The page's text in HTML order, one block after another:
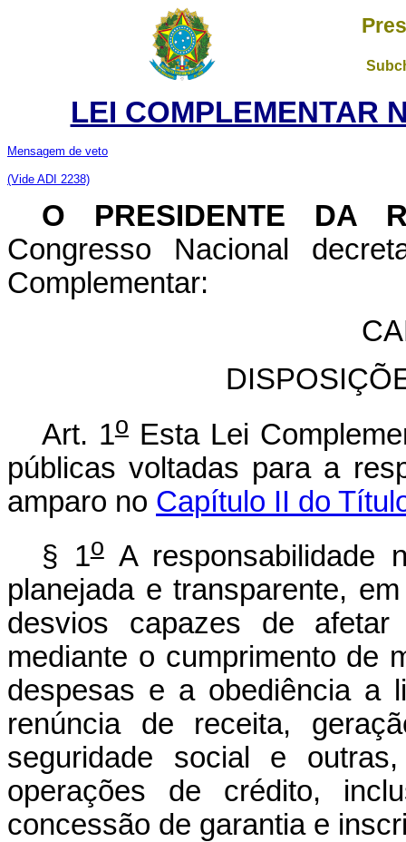
LEI COMPLEMENTAR
Mensagem de veto
(Vide ADI 2238)
O PRESIDENTE DA
Congresso Nacional
Complementar:
Art. 1o Esta Lei
públicas voltadas para a
amparo no Capítulo II do
§ 1oA responsabilidade
planejada e transparente,
desvios capazes de
mediante o cumprimento de
despesas e a obediência a
renúncia de receita,
seguridade social e
operações de crédito,
concessão de garantia e